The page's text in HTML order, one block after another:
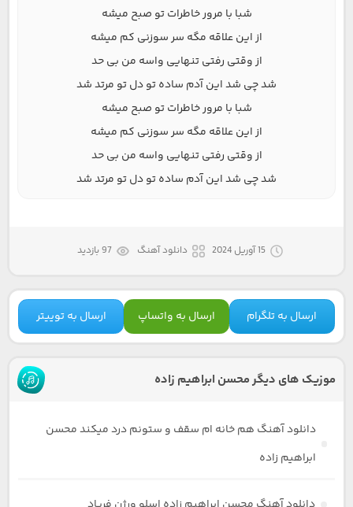
شبا با مرور خاطرات تو صبح میشه
از این علاقه مگه سر سوزنی کم میشه
از وقتی رفتی تنهایی واسه من بی حد
شد چی شد این آدم ساده تو دل تو مرتد شد
شبا با مرور خاطرات تو صبح میشه
از این علاقه مگه سر سوزنی کم میشه
از وقتی رفتی تنهایی واسه من بی حد
شد چی شد این آدم ساده تو دل تو مرتد شد
15 آوریل 2024 دانلود آهنگ 97 بازدید
ارسال به تلگرام ارسال به واتساپ ارسال به توییتر
موزیک های دیگر محسن ابراهیم زاده
دانلود آهنگ هم خانه ام سقف و ستونم درد میکند محسن
ابراهیم زاده